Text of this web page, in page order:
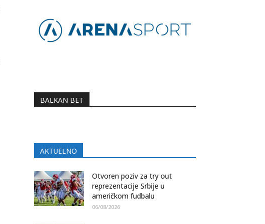
BALKAN BET
AKTUELNO
Otvoren poziv za try out
reprezentacije Srbije u
američkom fudbalu
06/08/2026